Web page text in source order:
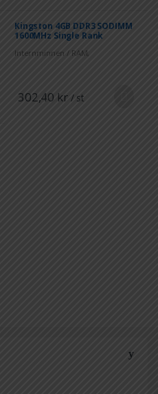
Internminnen / RAM,
Kingston 4GB DDR3 SODIMM
1600MHz Single Rank
302,40 kr / st